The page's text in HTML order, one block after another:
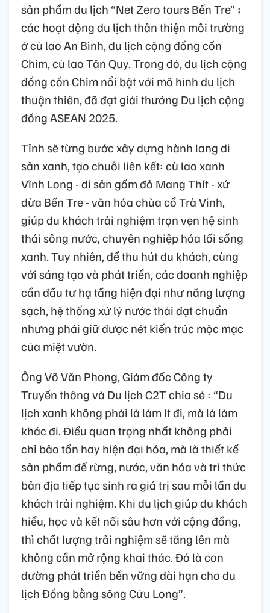
sản phẩm du lịch “Net Zero tours Bến Tre” ;
các hoạt động du lịch thân thiện môi trường
ở cù lao An Bình, du lịch cộng đồng cồn
Chim, cù lao Tân Quy. Trong đó, du lịch cộng
đồng cồn Chim nổi bật với mô hình du lịch
thuận thiên, đã đạt giải thưởng Du lịch cộng
đồng ASEAN 2025.
Tỉnh sẽ từng bước xây dựng hành lang di
sản xanh, tạo chuỗi liên kết: cù lao xanh
Vĩnh Long - di sản gốm đỏ Mang Thít - xứ
dừa Bến Tre - văn hóa chùa cổ Trà Vinh,
giúp du khách trải nghiệm trọn vẹn hệ sinh
thái sông nước, chuyên nghiệp hóa lối sống
xanh. Tuy nhiên, để thu hút du khách, cùng
với sáng tạo và phát triển, các doanh nghiệp
cần đầu tư hạ tầng hiện đại như năng lượng
sạch, hệ thống xử lý nước thải đạt chuẩn
nhưng phải giữ được nét kiến trúc mộc mạc
của miệt vườn.
Ông Võ Văn Phong, Giám đốc Công ty
Truyền thông và Du lịch C2T chia sẻ : “Du
lịch xanh không phải là làm ít đi, mà là làm
khác đi. Điều quan trọng nhất không phải
chỉ bảo tồn hay hiện đại hóa, mà là thiết kế
sản phẩm để rừng, nước, văn hóa và tri thức
bản địa tiếp tục sinh ra giá trị sau mỗi lần du
khách trải nghiệm. Khi du lịch giúp du khách
hiểu, học và kết nối sâu hơn với cộng đồng,
thì chất lượng trải nghiệm sẽ tăng lên mà
không cần mở rộng khai thác. Đó là con
đường phát triển bền vững dài hạn cho du
lịch Đồng bằng sông Cửu Long”.